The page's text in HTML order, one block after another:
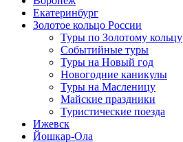
Екатеринбург
Золотое кольцо России
Туры по Золотому кольцу
Событийные туры
Туры на Новый год
Новогодние каникулы
Туры на Масленицу
Майские праздники
Туристические поезда
Ижевск
Йошкар-Ола